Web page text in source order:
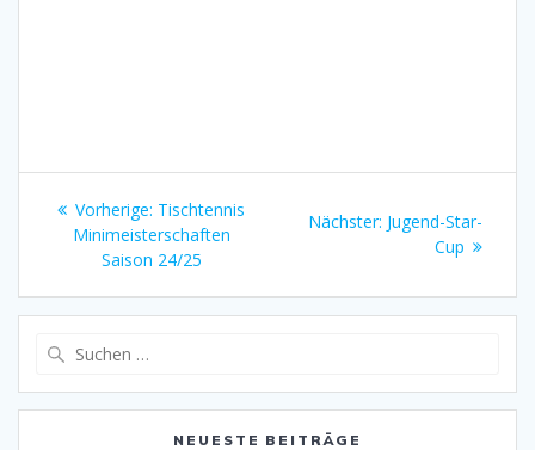
Beitragsnavigation
Vorherige: Vorheriger
Beitrag:
Tischtennis
Minimeisterschaften
Saison 24/25
Nächster: Nächster
Beitrag:
Jugend-Star-
Cup
NEUESTE BEITRÄGE